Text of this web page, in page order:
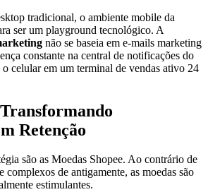
tradicional, o ambiente mobile da
ser um playground tecnológico. A
não se baseia em e-mails marketing
constante na central de notificações do
celular em um terminal de vendas ativo 24
Retenção
são as Moedas Shopee. Ao contrário de
complexos de antigamente, as moedas são
estimulantes.